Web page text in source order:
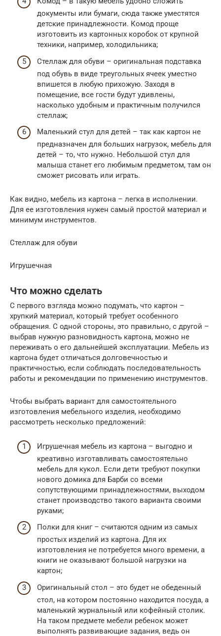
документы или бумаги, сюда также уместятся
детские принадлежности. Комод проще
изготовить из картонных коробок от крупной
техники, например, холодильника;
Стеллаж для обуви – оригинальная подставка
под обувь в виде треугольных ячеек уместно
впишется в любую прихожую. Заходя в
помещение, все гости будут удивлены,
насколько удобным и практичным получился
стеллаж;
Маленький стул для детей – так как картон не
предназначен для больших нагрузок, мебель для
детей – то, что нужно. Небольшой стул для
малыша станет его любимым предметом, там он
сможет рисовать или играть.
Как видно, мебель из картона – легка в исполнении.
Для ее изготовления нужен самый простой материал и
минимум инструментов.
Стеллаж для обуви
Игрушечная
Что можно сделать
С первого взгляда можно подумать, что картон –
хрупкий материал, который требует особенного
обращения. С одной стороны, это правильно, с другой –
выбрав нужную разновидность картона, можно не
переживать о его дальнейшей эксплуатации. Мебель из
картона будет отличаться долговечностью и
практичностью, если соблюдать последовательность
работы и рекомендации по применению инструментов.
Чтобы выбрать вариант для самостоятельного
изготовления мебельного изделия, необходимо
рассмотреть несколько предложений:
Игрушечная мебель из картона – выгодно и
креативно изготавливать самостоятельно
мебель для кукол. Если дети требуют покупки
нового домика для Барби со всеми
сопутствующими принадлежностями, выходом
станет производство такого варианта своими
руками;
Полки для книг – считаются одним из самых
простых изделий из картона. Для их
изготовления не потребуется много времени, а
книги не оказывают большой нагрузки на
картон;
Оригинальный стол – это будет не обеденный
стол, на котором постоянно находится посуда, а
маленький журнальный или кофейный столик.
На таком предмете мебели ребенок может
выполнять развивающие задания, ведь он